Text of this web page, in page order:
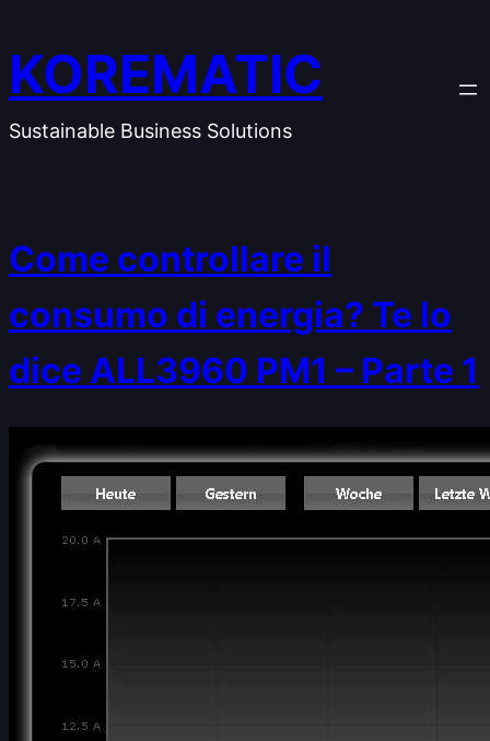
al
contenuto
KOREMATIC
Sustainable Business Solutions
Come controllare il
consumo di energia? Te lo
dice ALL3960 PM1 – Parte 1